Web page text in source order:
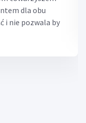
dla obu
i nie pozwala by